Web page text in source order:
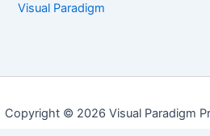
Visual Paradigm
Copyright © 2026 Visual Paradigm